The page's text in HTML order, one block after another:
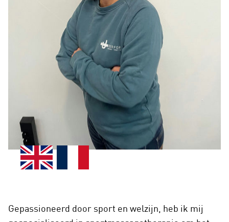
Gepassioneerd door sport en welzijn, heb ik mij